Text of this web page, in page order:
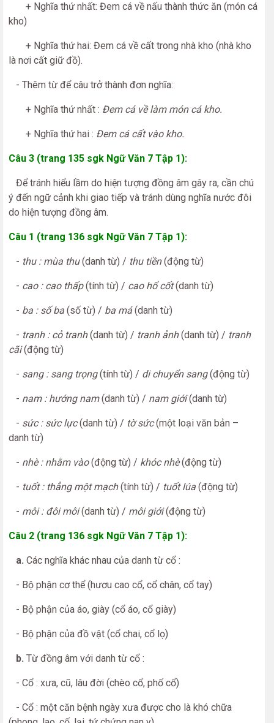
+ Nghĩa thứ nhất: Đem cá về nấu thành thức ăn (món cá
kho)
+ Nghĩa thứ hai: Đem cá về cất trong nhà kho (nhà kho
là nơi cất giữ đồ).
- Thêm từ để câu trở thành đơn nghĩa:
+ Nghĩa thứ nhất : Đem cá về làm món cá kho.
+ Nghĩa thứ hai : Đem cá cất vào kho.
Câu 3 (trang 135 sgk Ngữ Văn 7 Tập 1):
Để tránh hiểu lầm do hiện tượng đồng âm gây ra, cần chú
ý đến ngữ cảnh khi giao tiếp và tránh dùng nghĩa nước đôi
do hiện tượng đồng âm.
Câu 1 (trang 136 sgk Ngữ Văn 7 Tập 1):
- thu : mùa thu(danh từ) / thu tiền(động từ)
- cao : cao thấp(tính từ) / cao hổ cốt(danh từ)
- ba : số ba (số từ) / ba má(danh từ)
- tranh : cỏ tranh(danh từ) / tranh ảnh(danh từ) / tranh
cãi(động từ)
- sang : sang trọng(tính từ) / di chuyển sang(động từ)
- nam : hướng nam(danh từ) / nam giới(danh từ)
- sức : sức lực(danh từ) / tờ sức(một loại văn bản –
danh từ)
- nhè : nhằm vào(động từ) / khóc nhè(động từ)
- tuốt : thẳng một mạch(tính từ) / tuốt lúa (động từ)
- môi : đôi môi(danh từ) / môi giới(động từ)
Câu 2 (trang 136 sgk Ngữ Văn 7 Tập 1):
a. Các nghĩa khác nhau của danh từ cổ :
- Bộ phận cơ thể (hươu cao cổ, cổ chân, cổ tay)
- Bộ phận của áo, giày (cổ áo, cổ giày)
- Bộ phận của đồ vật (cổ chai, cổ lọ)
b. Từ đồng âm với danh từ cổ :
- Cổ : xưa, cũ, lâu đời (chèo cổ, phố cổ)
- Cổ : một căn bệnh ngày xưa được cho là khó chữa